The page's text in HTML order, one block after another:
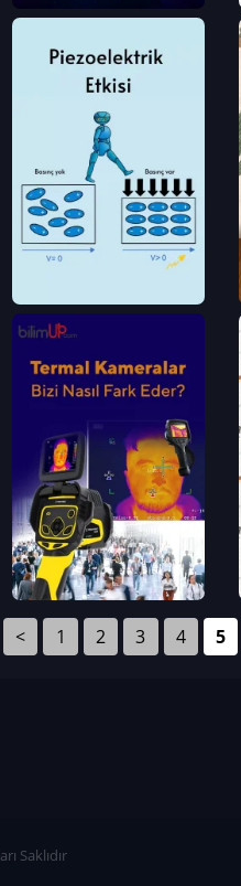
< 1 2 3 4 5
Saklıdır